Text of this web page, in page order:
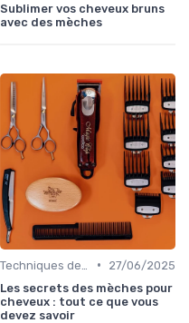
Sublimer vos cheveux bruns
avec des mèches
•
27/06/2025
Les secrets des mèches pour
cheveux : tout ce que vous
devez savoir